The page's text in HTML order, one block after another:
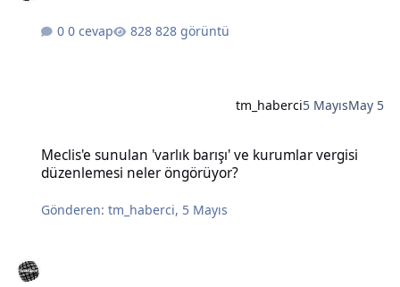
0 cevap 828 görüntü
tm_haberci5 MayısMay 5
Meclis'e sunulan 'varlık barışı' ve kurumlar vergisi
düzenlemesi neler öngörüyor?
Gönderen:tm_haberci, 5 Mayıs